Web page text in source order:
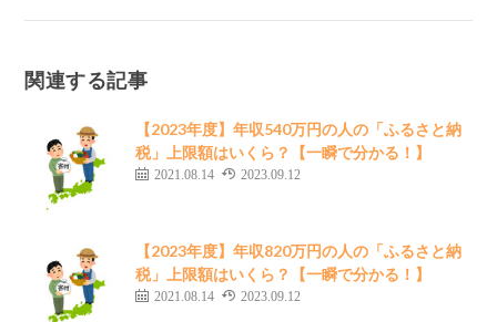
関連する記事
【2023年度】年収540万円の人の「ふるさと納
税」上限額はいくら？【一瞬で分かる！】
2021.08.14 2023.09.12
【2023年度】年収820万円の人の「ふるさと納
税」上限額はいくら？【一瞬で分かる！】
2021.08.14 2023.09.12